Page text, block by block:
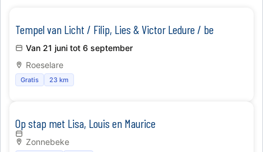
Tempel van Licht / Filip, Lies & Victor Ledure / be
Van 21 juni tot 6 september
Roeselare
Gratis 23 km
Op stap met Lisa, Louis en Maurice
Zonnebeke